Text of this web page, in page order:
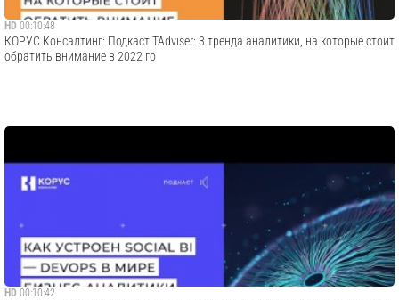
HD 00:10:48
КОРУС Консалтинг: Подкаст TAdviser: 3 тренда аналитики, на которые стоит
обратить внимание в 2022 го
HD 00:10:42